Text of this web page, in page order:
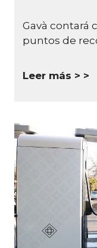
Gavà contará
puntos de
Leer más >